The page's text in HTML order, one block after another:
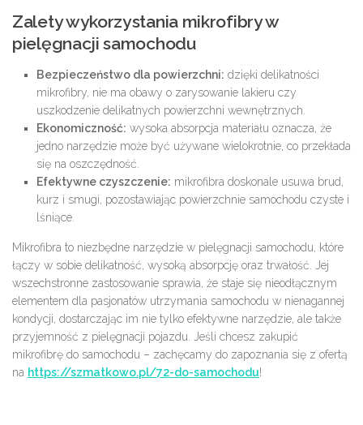
Zalety wykorzystania mikrofibry w
pielęgnacji samochodu
Bezpieczeństwo dla powierzchni: dzięki delikatności
mikrofibry, nie ma obawy o zarysowanie lakieru czy
uszkodzenie delikatnych powierzchni wewnętrznych.
Ekonomiczność: wysoka absorpcja materiału oznacza, że
jedno narzędzie może być używane wielokrotnie, co przekłada
się na oszczędność.
Efektywne czyszczenie: mikrofibra doskonale usuwa brud,
kurz i smugi, pozostawiając powierzchnie samochodu czyste i
lśniące.
Mikrofibra to niezbędne narzędzie w pielęgnacji samochodu, które
łączy w sobie delikatność, wysoką absorpcję oraz trwałość. Jej
wszechstronne zastosowanie sprawia, że staje się nieodłącznym
elementem dla pasjonatów utrzymania samochodu w nienagannej
kondycji, dostarczając im nie tylko efektywne narzędzie, ale także
przyjemność z pielęgnacji pojazdu. Jeśli chcesz zakupić
mikrofibrę do samochodu – zachęcamy do zapoznania się z ofertą
na https://szmatkowo.pl/72-do-samochodu!